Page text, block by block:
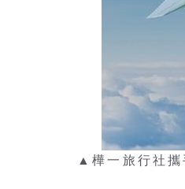
▲樺一旅行社